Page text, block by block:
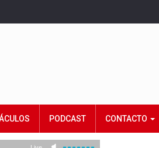
PODCAST CONTACTO